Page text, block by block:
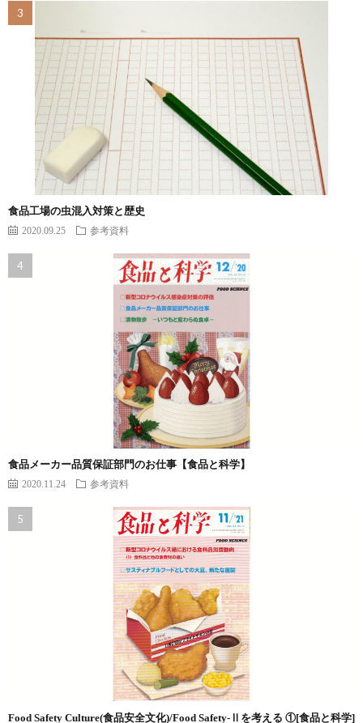
食品工場の虫混入対策と歴史
2020.09.25 参考資料
食品メーカー品質保証部門のお仕事【食品と科学】
2020.11.24 参考資料
Food Safety Culture(食品安全文化)/Food Safety-Ⅱを考える ①[食品と科学]